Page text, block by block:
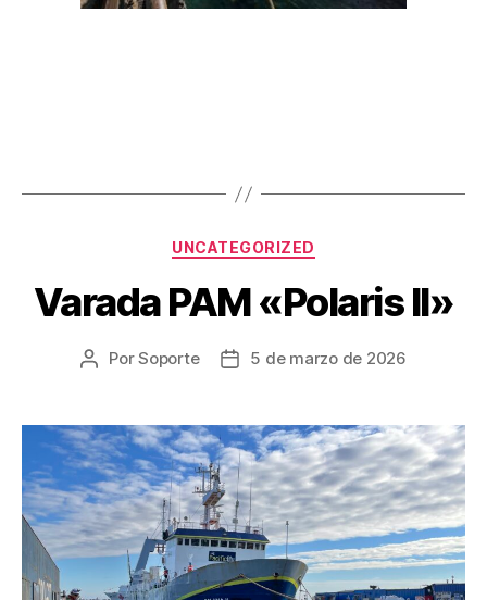
UNCATEGORIZED
Varada PAM «Polaris II»
PorSoporte 5 de marzo de 2026